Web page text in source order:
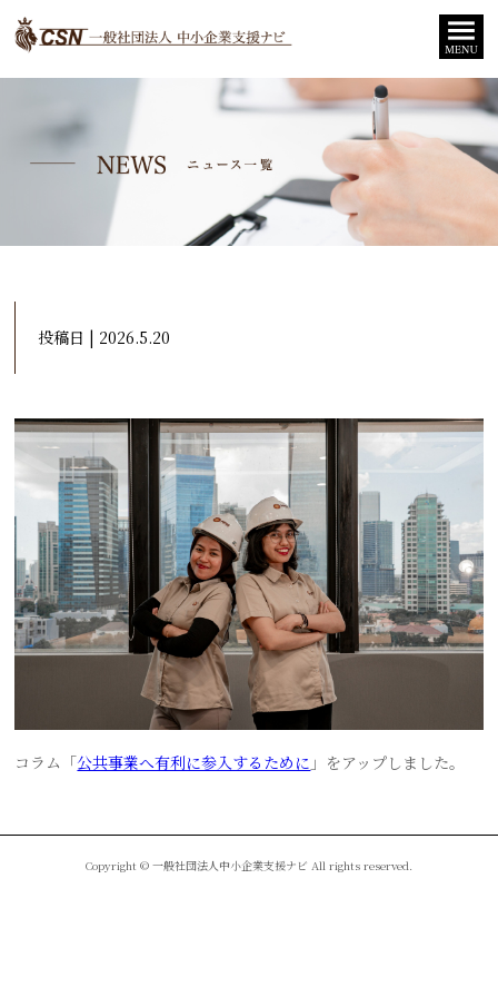
投稿日 | 2026.5.20
コラム「公共事業へ有利に参入するために 」をアップしました。
Copyright © 一般社団法人中小企業支援ナビ All rights reserved.